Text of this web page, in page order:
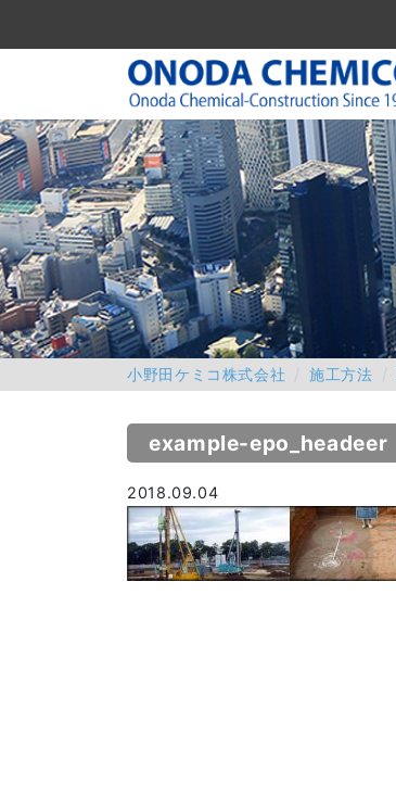
小野田ケミコ株式会社 施工方法
example-epo_headeer
2018.09.04